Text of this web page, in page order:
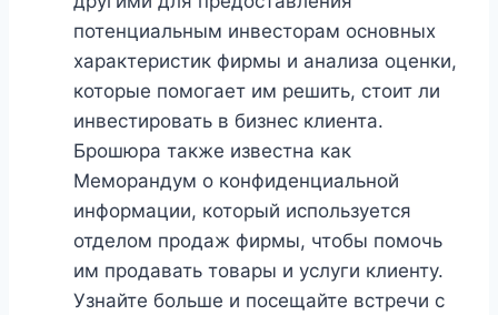
потенциальным инвесторам основных
характеристик фирмы и анализа оценки,
которые помогает им решить, стоит ли
инвестировать в бизнес клиента.
Брошюра также известна как
Меморандум о конфиденциальной
информации, который используется
отделом продаж фирмы, чтобы помочь
им продавать товары и услуги клиенту.
Узнайте больше и посещайте встречи с